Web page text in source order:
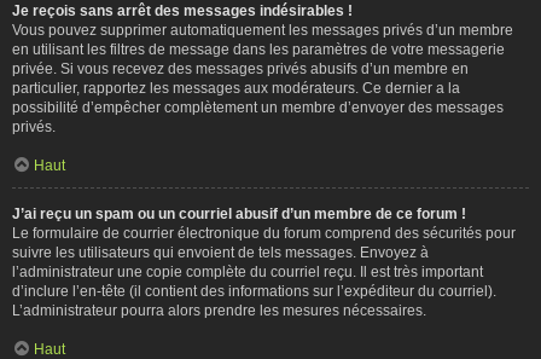
Je reçois sans arrêt des messages indésirables !
Vous pouvez supprimer automatiquement les messages privés d’un membre
en utilisant les filtres de message dans les paramètres de votre messagerie
privée. Si vous recevez des messages privés abusifs d’un membre en
particulier, rapportez les messages aux modérateurs. Ce dernier a la
possibilité d’empêcher complètement un membre d’envoyer des messages
privés.
Haut
J’ai reçu un spam ou un courriel abusif d’un membre de ce forum !
Le formulaire de courrier électronique du forum comprend des sécurités pour
suivre les utilisateurs qui envoient de tels messages. Envoyez à
l’administrateur une copie complète du courriel reçu. Il est très important
d’inclure l’en-tête (il contient des informations sur l’expéditeur du courriel).
L’administrateur pourra alors prendre les mesures nécessaires.
Haut